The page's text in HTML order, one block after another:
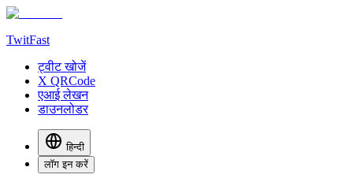
TwitFast
ट्वीट खोजें
X QRCode
एआई लेखन
डाउनलोडर
हिन्दी
लॉग इन करें